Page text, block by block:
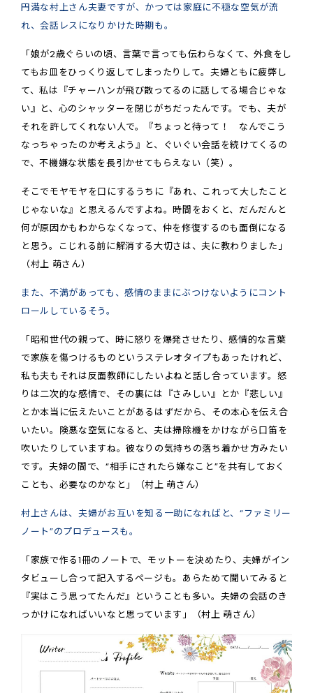
円満な村上さん夫妻ですが、かつては家庭に不穏な空気が流
れ、会話レスになりかけた時期も。
「娘が2歳ぐらいの頃、言葉で言っても伝わらなくて、外食をし
てもお皿をひっくり返してしまったりして。夫婦ともに疲弊し
て、私は『チャーハンが飛び散ってるのに話してる場合じゃな
い』と、心のシャッターを閉じがちだったんです。でも、夫が
それを許してくれない人で。『ちょっと待って！ なんでこう
なっちゃったのか考えよう』と、ぐいぐい会話を続けてくるの
で、不機嫌な状態を長引かせてもらえない（笑）。
そこでモヤモヤを口にするうちに『あれ、これって大したこと
じゃないな』と思えるんですよね。時間をおくと、だんだんと
何が原因かもわからなくなって、仲を修復するのも面倒になる
と思う。こじれる前に解消する大切さは、夫に教わりました」
（村上 萌さん）
また、不満があっても、感情のままにぶつけないようにコント
ロールしているそう。
「昭和世代の親って、時に怒りを爆発させたり、感情的な言葉
で家族を傷つけるものというステレオタイプもあったけれど、
私も夫もそれは反面教師にしたいよねと話し合っています。怒
りは二次的な感情で、その裏には『さみしい』とか『悲しい』
とか本当に伝えたいことがあるはずだから、その本心を伝え合
いたい。険悪な空気になると、夫は掃除機をかけながら口笛を
吹いたりしていますね。彼なりの気持ちの落ち着かせ方みたい
です。夫婦の間で、“相手にされたら嫌なこと”を共有しておく
ことも、必要なのかなと」（村上 萌さん）
村上さんは、夫婦がお互いを知る一助になればと、“ファミリー
ノート”のプロデュースも。
「家族で作る1冊のノートで、モットーを決めたり、夫婦がイン
タビューし合って記入するページも。あらためて聞いてみると
『実はこう思ってたんだ』ということも多い。夫婦の会話のき
っかけになればいいなと思っています」（村上 萌さん）